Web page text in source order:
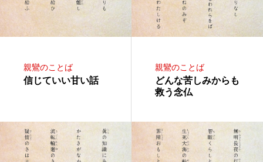
親鸞のことば
信じていい甘い話
親鸞のことば
どんな苦しみからも
救う念仏